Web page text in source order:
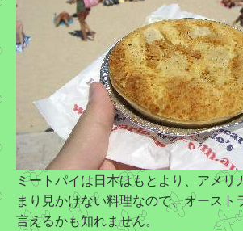
ミートパイは日本はもとより、アメリ
まり見かけない料理なので、オースト
言えるかも知れません。